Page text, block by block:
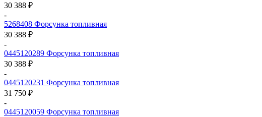
30 388 ₽
-
5268408 Форсунка топливная
30 388 ₽
-
0445120289 Форсунка топливная
30 388 ₽
-
0445120231 Форсунка топливная
31 750 ₽
-
0445120059 Форсунка топливная